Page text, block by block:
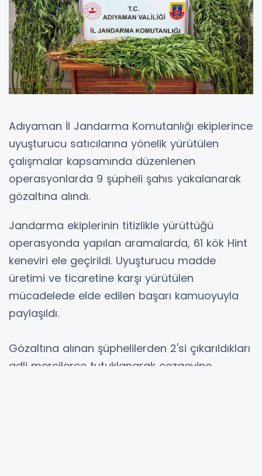
Adıyaman İl Jandarma Komutanlığı ekiplerince
uyuşturucu satıcılarına yönelik yürütülen
çalışmalar kapsamında düzenlenen
operasyonlarda 9 şüpheli şahıs yakalanarak
gözaltına alındı.
Jandarma ekiplerinin titizlikle yürüttüğü
operasyonda yapılan aramalarda, 61 kök Hint
keneviri ele geçirildi. Uyuşturucu madde
üretimi ve ticaretine karşı yürütülen
mücadelede elde edilen başarı kamuoyuyla
paylaşıldı.
Gözaltına alınan şüphelilerden 2'si çıkarıldıkları
adli mercilerce tutuklanarak cezaevine